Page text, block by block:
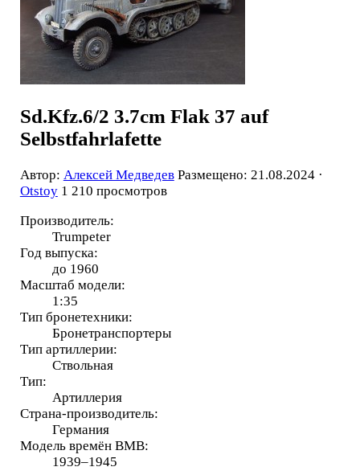
Sd.Kfz.6/2 3.7cm Flak 37 auf
Selbstfahrlafette
Автор: Алексей Медведев Размещено: 21.08.2024 ·
Otstoy 1 210 просмотров
Производитель:
Trumpeter
Год выпуска:
до 1960
Масштаб модели:
1:35
Тип бронетехники:
Бронетранспортеры
Тип артиллерии:
Ствольная
Тип:
Артиллерия
Страна-производитель:
Германия
Модель времён ВМВ:
1939–1945